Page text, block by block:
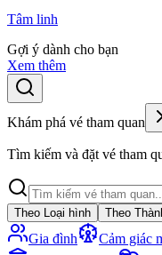
Tâm linh
Gợi ý dành cho bạn
Xem thêm
Khám phá vé tham quan
Tìm kiếm và đặt vé tham
Theo Loại hình Theo
Gia đình Cảm giác